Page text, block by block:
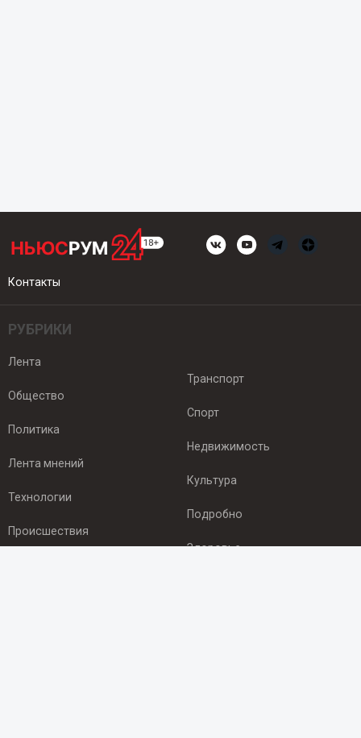
Контакты
РУБРИКИ
Лента
Общество
Политика
Лента мнений
Технологии
Происшествия
Транспорт
Спорт
Недвижимость
Культура
Подробно
Здоровье